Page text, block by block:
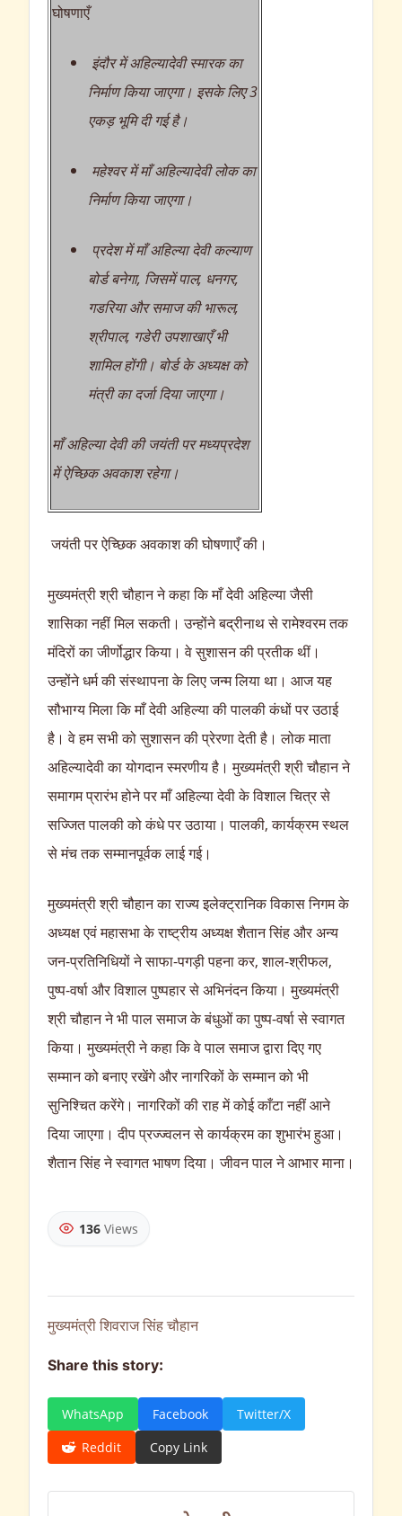
घोषणाएँ
इंदौर में अहिल्यादेवी स्मारक का
निर्माण किया जाएगा। इसके लिए 3
एकड़ भूमि दी गई है।
महेश्वर में माँ अहिल्यादेवी लोक का
निर्माण किया जाएगा।
प्रदेश में माँ अहिल्या देवी कल्याण
बोर्ड बनेगा, जिसमें पाल, धनगर,
गडरिया और समाज की भारूल,
श्रीपाल, गडेरी उपशाखाएँ भी
शामिल होंगी। बोर्ड के अध्यक्ष को
मंत्री का दर्जा दिया जाएगा।
माँ अहिल्या देवी की जयंती पर मध्यप्रदेश
में ऐच्छिक अवकाश रहेगा।
जयंती पर ऐच्छिक अवकाश की घोषणाएँ की।
मुख्यमंत्री श्री चौहान ने कहा कि माँ देवी अहिल्या जैसी
शासिका नहीं मिल सकती। उन्होंने बद्रीनाथ से रामेश्वरम तक
मंदिरों का जीर्णोद्धार किया। वे सुशासन की प्रतीक थीं।
उन्होंने धर्म की संस्थापना के लिए जन्म लिया था। आज यह
सौभाग्य मिला कि माँ देवी अहिल्या की पालकी कंधों पर उठाई
है। वे हम सभी को सुशासन की प्रेरणा देती है। लोक माता
अहिल्यादेवी का योगदान स्मरणीय है। मुख्यमंत्री श्री चौहान ने
समागम प्रारंभ होने पर माँ अहिल्या देवी के विशाल चित्र से
सज्जित पालकी को कंधे पर उठाया। पालकी, कार्यक्रम स्थल
से मंच तक सम्मानपूर्वक लाई गई।
मुख्यमंत्री श्री चौहान का राज्य इलेक्ट्रानिक विकास निगम के
अध्यक्ष एवं महासभा के राष्ट्रीय अध्यक्ष शैतान सिंह और अन्य
जन-प्रतिनिधियों ने साफा-पगड़ी पहना कर, शाल-श्रीफल,
पुष्प-वर्षा और विशाल पुष्पहार से अभिनंदन किया। मुख्यमंत्री
श्री चौहान ने भी पाल समाज के बंधुओं का पुष्प-वर्षा से स्वागत
किया। मुख्यमंत्री ने कहा कि वे पाल समाज द्वारा दिए गए
सम्मान को बनाए रखेंगे और नागरिकों के सम्मान को भी
सुनिश्चित करेंगे। नागरिकों की राह में कोई काँटा नहीं आने
दिया जाएगा। दीप प्रज्ज्वलन से कार्यक्रम का शुभारंभ हुआ।
शैतान सिंह ने स्वागत भाषण दिया। जीवन पाल ने आभार माना।
136 Views
मुख्यमंत्री शिवराज सिंह चौहान
Share this story:
WhatsApp Facebook
Twitter/X
Reddit
Copy Link